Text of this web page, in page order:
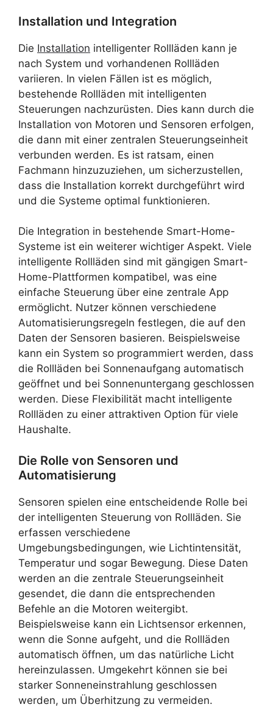
Installation und Integration
Die Installation intelligenter Rollläden kann je
nach System und vorhandenen Rollläden
variieren. In vielen Fällen ist es möglich,
bestehende Rollläden mit intelligenten
Steuerungen nachzurüsten. Dies kann durch die
Installation von Motoren und Sensoren erfolgen,
die dann mit einer zentralen Steuerungseinheit
verbunden werden. Es ist ratsam, einen
Fachmann hinzuzuziehen, um sicherzustellen,
dass die Installation korrekt durchgeführt wird
und die Systeme optimal funktionieren.
Die Integration in bestehende Smart-Home-
Systeme ist ein weiterer wichtiger Aspekt. Viele
intelligente Rollläden sind mit gängigen Smart-
Home-Plattformen kompatibel, was eine
einfache Steuerung über eine zentrale App
ermöglicht. Nutzer können verschiedene
Automatisierungsregeln festlegen, die auf den
Daten der Sensoren basieren. Beispielsweise
kann ein System so programmiert werden, dass
die Rollläden bei Sonnenaufgang automatisch
geöffnet und bei Sonnenuntergang geschlossen
werden. Diese Flexibilität macht intelligente
Rollläden zu einer attraktiven Option für viele
Haushalte.
Die Rolle von Sensoren und
Automatisierung
Sensoren spielen eine entscheidende Rolle bei
der intelligenten Steuerung von Rollläden. Sie
erfassen verschiedene
Umgebungsbedingungen, wie Lichtintensität,
Temperatur und sogar Bewegung. Diese Daten
werden an die zentrale Steuerungseinheit
gesendet, die dann die entsprechenden
Befehle an die Motoren weitergibt.
Beispielsweise kann ein Lichtsensor erkennen,
wenn die Sonne aufgeht, und die Rollläden
automatisch öffnen, um das natürliche Licht
hereinzulassen. Umgekehrt können sie bei
starker Sonneneinstrahlung geschlossen
werden, um Überhitzung zu vermeiden.